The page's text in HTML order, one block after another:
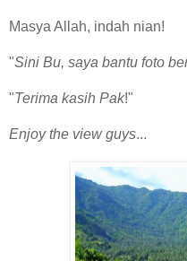
Masya Allah, indah nian!
"Sini Bu, saya bantu foto
"Terima kasih Pak!"
Enjoy the view guys...